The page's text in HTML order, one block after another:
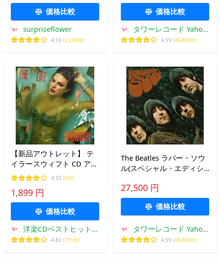
価格比較
surpriseflower
4.59 (3,295件)
価格比較
タワーレコード Yahoo!
店
4.59 (49,859件)
【新品アウトレット】 テ
イラースウィフト CD アル
バム TAYLOR SWIFT THE
LIFE OF A SHOWGIRL
SWEAT AND VANILLA
PERFUME 輸入盤 テイラ
ー・スウィフト
4.33 (6件)
1,899 円
価格比較
洋楽CDベストヒットア
ルバム通販Q
4.82 (731件)
The Beatles ラバー・ソウ
ル(スペシャル・エディシ
ックス】) ［4SHM-CD+ハ
ードカバーブック］ SHM-
CD ※特典あり
27,500 円
価格比較
タワーレコード Yahoo!
店
4.59 (49,859件)